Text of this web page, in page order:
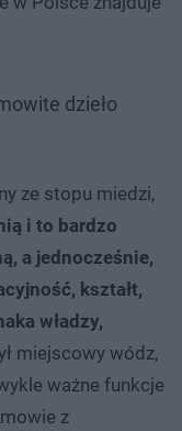
dzieło
ze stopu miedzi,
i to bardzo
a jednocześnie,
kształt,
władzy,
miejscowy wódz,
ważne funkcje
z